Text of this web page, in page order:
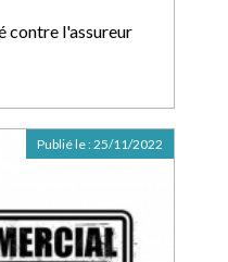
contre l'assureur
Publié le :25/11/2022